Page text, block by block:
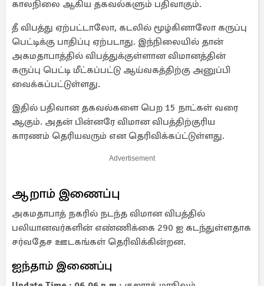
காலநிலை ஆகிய தகவல்களும் பதிவாகும்.
தீ விபத்து ஏற்பட்டாலோ, கடலில் மூழ்கினாலோ கருப்பு
பெட்டிக்கு பாதிப்பு ஏற்படாது. இந்நிலையில் தான்
அகமதாபாத்தில் விபத்துக்குள்ளான விமானத்தின்
கருப்பு பெட்டி மீட்கப்பட்டு ஆய்வகத்திற்கு அனுப்பி
வைக்கப்பட்டுள்ளது.
இதில் பதிவான தகவல்களை பெற 15 நாட்கள் வரை
ஆகும். அதன் பின்னரே விமான விபத்திற்குரிய
காரணம் தெரியவரும் என தெரிவிக்கப்ட்டுள்ளது.
Advertisement
ஆறாம் இணைப்பு
அகமதாபாத் நகரில் நடந்த விமான விபத்தில்
பலியானவர்களின் எண்ணிக்கை 290 ஐ கடந்துள்ளதாக
சர்வதேச ஊடகங்கள் தெரிவிக்கின்றன.
ஐந்தாம் இணைப்பு